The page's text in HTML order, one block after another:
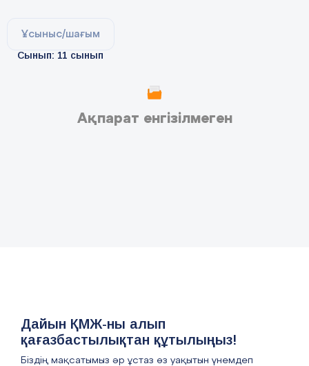
Ұсыныс/шағым
Сынып: 11 сынып
Ақпарат енгізілмеген
Дайын ҚМЖ-ны алып
қағазбастылықтан құтылыңыз!
Біздің мақсатымыз әр ұстаз өз уақытын үнемдеп